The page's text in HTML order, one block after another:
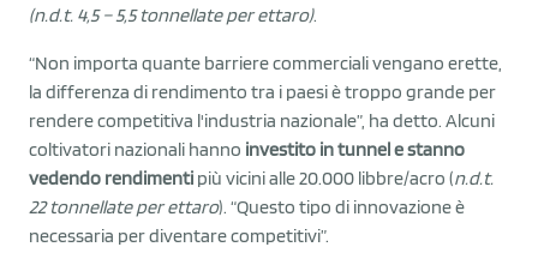
(n.d.t. 4,5 – 5,5 tonnellate per ettaro).
“Non importa quante barriere commerciali vengano erette,
la differenza di rendimento tra i paesi è troppo grande per
rendere competitiva l'industria nazionale”, ha detto. Alcuni
coltivatori nazionali hanno investito in tunnel e stanno
vedendo rendimenti più vicini alle 20.000 libbre/acro (n.d.t.
22 tonnellate per ettaro). “Questo tipo di innovazione è
necessaria per diventare competitivi”.